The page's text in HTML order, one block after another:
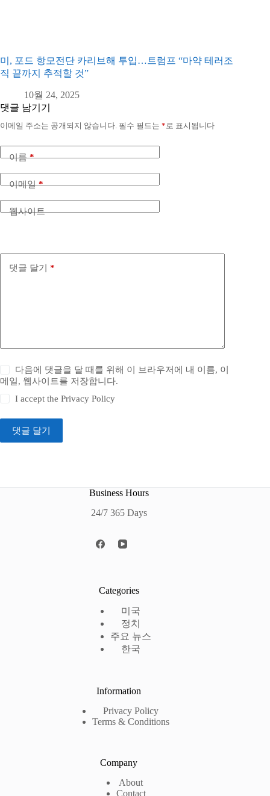
미, 포드 항모전단 카리브해 투입…트럼프 “마약 테러조
직 끝까지 추적할 것”
10월 24, 2025
댓글 남기기
이메일 주소는 공개되지 않습니다. 필수 필드는 * 로 표시됩니다
이름*
이메일*
웹사이트
댓글 달기 *
다음에 댓글을 달 때를 위해 이 브라우저에 내 이름, 이
메일, 웹사이트를 저장합니다.
I accept thePrivacy Policy
댓글 달기
Business Hours
24/7 365 Days
Categories
미국
정치
주요 뉴스
한국
Information
Privacy Policy
Terms & Conditions
Company
About
Contact